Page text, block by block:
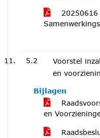
20250616
5.2
Voorstel
en
Bijlagen
en